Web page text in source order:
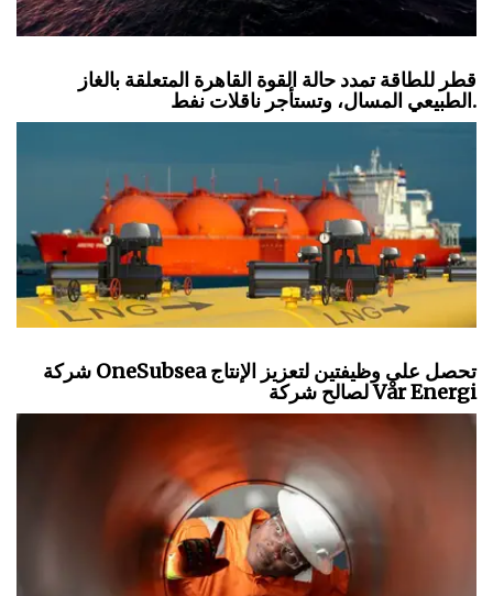
قطر للطاقة تمدد حالة القوة القاهرة المتعلقة بالغاز
الطبيعي المسال، وتستأجر ناقلات نفط.
شركة OneSubsea تحصل على وظيفتين لتعزيز الإنتاج
لصالح شركة Vår Energi